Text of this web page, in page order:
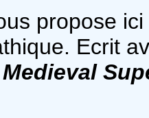
propose
Ecrit
Medieval